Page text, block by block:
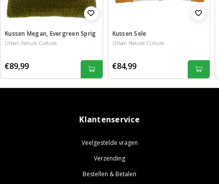
Kussen Megan, Evergreen Sprig
Urban Nature Culture
€89,99
Kussen Sele
Urban Nature Culture
€84,99
Klantenservice
Veelgestelde vragen
Verzending
Bestellen & Betalen